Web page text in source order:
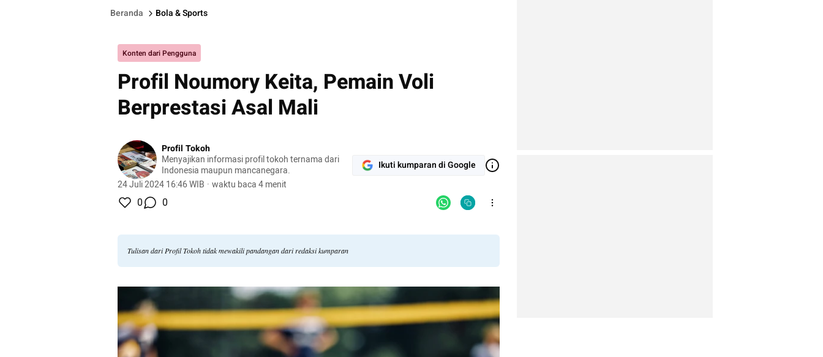
Beranda Bola & Sports
Konten dari Pengguna
Profil Noumory Keita, Pemain Voli
Berprestasi Asal Mali
Profil Tokoh
Menyajikan informasi profil tokoh ternama dari
Indonesia maupun mancanegara.
24 Juli 2024 16:46 WIB · waktu baca 4 menit
Ikuti kumparan di Google
0 0
Tulisan dari Profil Tokoh tidak mewakili pandangan dari redaksi kumparan